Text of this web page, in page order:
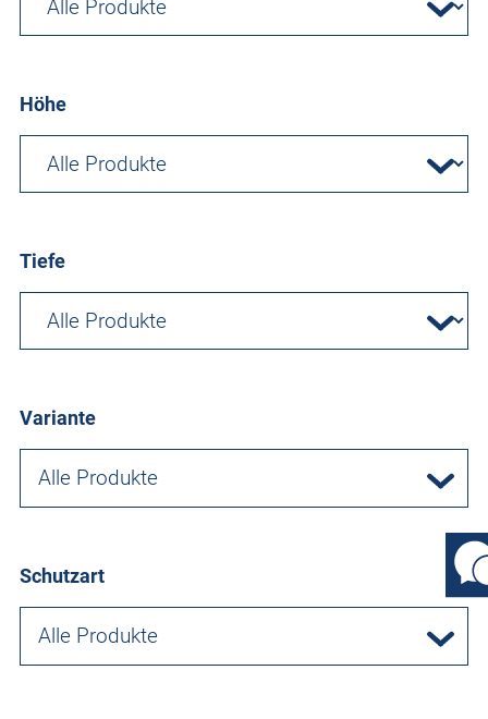
Höhe
Tiefe
Variante
Alle Produkte
Schutzart
Alle Produkte